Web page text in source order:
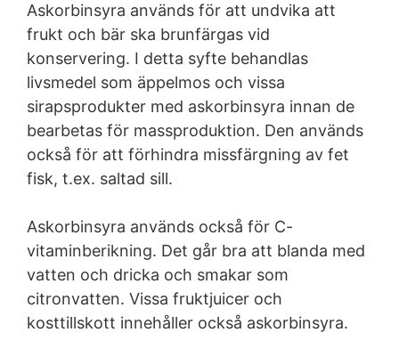
Askorbinsyra används för att undvika att
frukt och bär ska brunfärgas vid
konservering. I detta syfte behandlas
livsmedel som äppelmos och vissa
sirapsprodukter med askorbinsyra innan de
bearbetas för massproduktion. Den används
också för att förhindra missfärgning av fet
fisk, t.ex. saltad sill.
Askorbinsyra används också för C-
vitaminberikning. Det går bra att blanda med
vatten och dricka och smakar som
citronvatten. Vissa fruktjuicer och
kosttillskott innehåller också askorbinsyra.